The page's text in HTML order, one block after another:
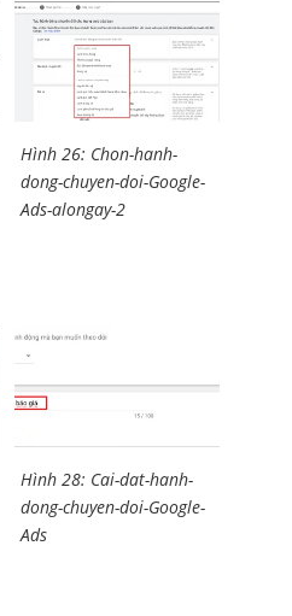
Hình 26: Chon-hanh-
dong-chuyen-doi-Google-
Ads-alongay-2
Hình 28: Cai-dat-hanh-
dong-chuyen-doi-Google-
Ads